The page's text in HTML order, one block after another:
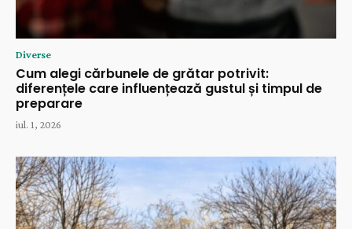
Diverse
Cum alegi cărbunele de grătar potrivit:
diferențele care influențează gustul și timpul de
preparare
iul. 1, 2026